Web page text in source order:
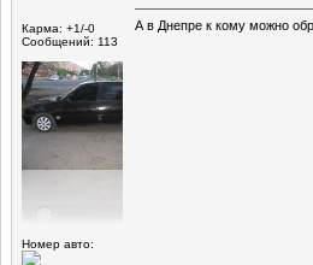
Карма: +1/-0
Сообщений: 113
Номер авто:
А в Днепре к кому можно